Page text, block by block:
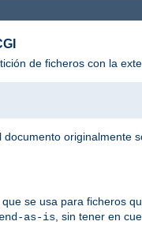
de ficheros con la
originalmente
que se usa para ficheros
as-is, sin tener en